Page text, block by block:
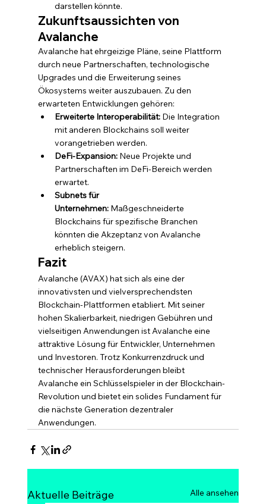
darstellen könnte.
Zukunftsaussichten von
Avalanche
Avalanche hat ehrgeizige Pläne, seine Plattform
durch neue Partnerschaften, technologische
Upgrades und die Erweiterung seines
Ökosystems weiter auszubauen. Zu den
erwarteten Entwicklungen gehören:
Erweiterte Interoperabilität: Die Integration
mit anderen Blockchains soll weiter
vorangetrieben werden.
DeFi-Expansion: Neue Projekte und
Partnerschaften im DeFi-Bereich werden
erwartet.
Subnets für
Unternehmen: Maßgeschneiderte
Blockchains für spezifische Branchen
könnten die Akzeptanz von Avalanche
erheblich steigern.
Fazit
Avalanche (AVAX) hat sich als eine der
innovativsten und vielversprechendsten
Blockchain-Plattformen etabliert. Mit seiner
hohen Skalierbarkeit, niedrigen Gebühren und
vielseitigen Anwendungen ist Avalanche eine
attraktive Lösung für Entwickler, Unternehmen
und Investoren. Trotz Konkurrenzdruck und
technischer Herausforderungen bleibt
Avalanche ein Schlüsselspieler in der Blockchain-
Revolution und bietet ein solides Fundament für
die nächste Generation dezentraler
Anwendungen.
Aktuelle Beiträge Alle ansehen